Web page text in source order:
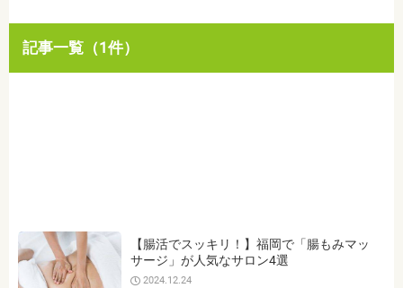
おでかけ
カテゴリを選ぶ
すべて グルメ 美容・健康 歯医者・病院 おでかけ
肩こり 腰痛 整体・接骨院
美容鍼灸・美容整体・エステ
記事一覧（1件）
【腸活でスッキリ！】福岡で「腸もみマッ
サージ」が人気なサロン4選
2024.12.24